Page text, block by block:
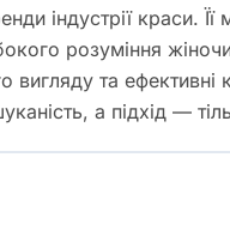
індустрії краси.
розуміння
вигляду та
а підхід —